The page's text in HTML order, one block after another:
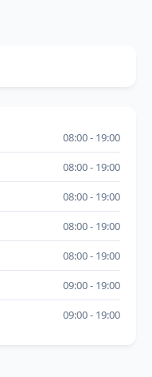
08:00 19:00
08:00 19:00
08:00 19:00
08:00 19:00
08:00 19:00
09:00 19:00
09:00 19:00